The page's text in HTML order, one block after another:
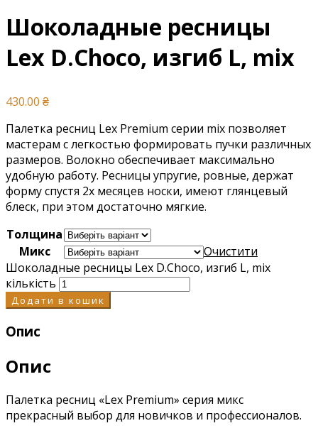
Шоколадные ресницы
Lex D.Choco, изгиб L, mix
430.00 ₴
Палетка ресниц Lex Premium серии mix позволяет
мастерам с легкостью формировать пучки различных
размеров. Волокно обеспечивает максимально
удобную работу. Ресницы упругие, ровные, держат
форму спустя 2х месяцев носки, имеют глянцевый
блеск, при этом достаточно мягкие.
Толщина
Микс
Очистити
Шоколадные ресницы Lex D.Choco, изгиб L, mix
кількість
Додати в кошик
Опис
Опис
Палетка ресниц «Lex Premium» серия микс
прекрасный выбор для новичков и профессионалов.